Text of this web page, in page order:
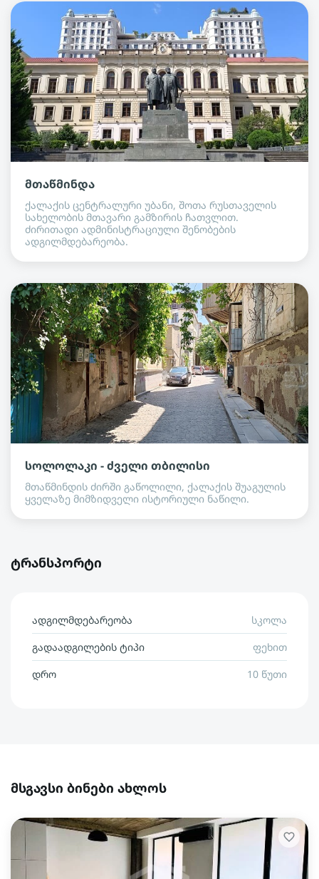
მთაწმინდა
ქალაქის ცენტრალური უბანი, შოთა რუსთაველის
სახელობის მთავარი გამზირის ჩათვლით.
ძირითადი ადმინისტრაციული შენობების
ადგილმდებარეობა.
სოლოლაკი - ძველი თბილისი
მთაწმინდის ძირში გაწოლილი, ქალაქის შუაგულის
ყველაზე მიმზიდველი ისტორიული ნაწილი.
ტრანსპორტი
ადგილმდებარეობა
სკოლა
გადაადგილების ტიპი
ფეხით
დრო
10 წუთი
მსგავსი ბინები ახლოს